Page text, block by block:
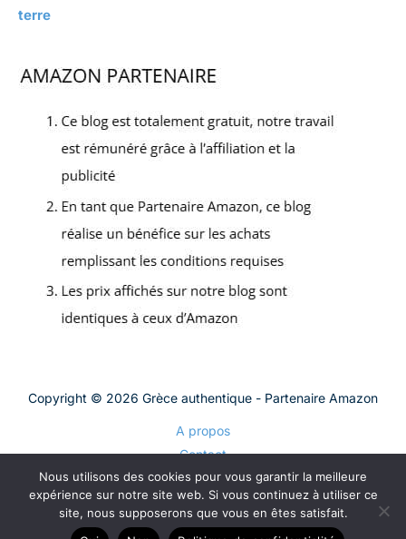
terre
Copyright © 2026 Grèce authentique - Partenaire Amazon
A propos
Contact
Plan du site
Mentions légales
Politique de confidentialité
Nous utilisons des cookies pour vous garantir la meilleure
expérience sur notre site web. Si vous continuez à utiliser ce
site, nous supposerons que vous en êtes satisfait.